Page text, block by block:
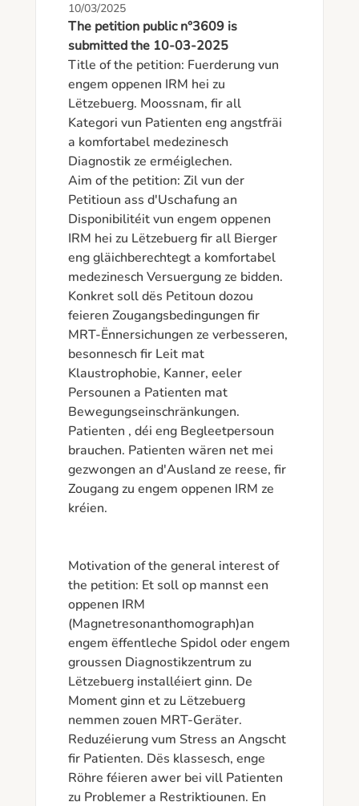
10/03/2025
The petition public n°3609 is
submitted the 10-03-2025
Title of the petition: Fuerderung vun
engem oppenen IRM hei zu
Lëtzebuerg. Moossnam, fir all
Kategori vun Patienten eng angstfräi
a komfortabel medezinesch
Diagnostik ze erméiglechen.
Aim of the petition: Zil vun der
Petitioun ass d'Uschafung an
Disponibilitéit vun engem oppenen
IRM hei zu Lëtzebuerg fir all Bierger
eng gläichberechtegt a komfortabel
medezinesch Versuergung ze bidden.
Konkret soll dës Petitoun dozou
feieren Zougangsbedingungen fir
MRT-Ënnersichungen ze verbesseren,
besonnesch fir Leit mat
Klaustrophobie, Kanner, eeler
Persounen a Patienten mat
Bewegungseinschränkungen.
Patienten , déi eng Begleetpersoun
brauchen. Patienten wären net mei
gezwongen an d'Ausland ze reese, fir
Zougang zu engem oppenen IRM ze
kréien.
Motivation of the general interest of
the petition: Et soll op mannst een
oppenen IRM
(Magnetresonanthomograph)an
engem ëffentleche Spidol oder engem
groussen Diagnostikzentrum zu
Lëtzebuerg installéiert ginn. De
Moment ginn et zu Lëtzebuerg
nemmen zouen MRT-Geräter.
Reduzéierung vum Stress an Angscht
fir Patienten. Dës klassesch, enge
Röhre féieren awer bei vill Patienten
zu Problemer a Restriktiounen. En